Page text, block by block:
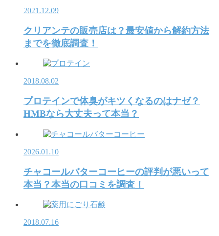
2021.12.09
クリアンテの販売店は？最安値から解約方法
までを徹底調査！
2018.08.02
プロテインで体臭がキツくなるのはナゼ？
HMBなら大丈夫って本当？
2026.01.10
チャコールバターコーヒーの評判が悪いって
本当？本当の口コミを調査！
2018.07.16